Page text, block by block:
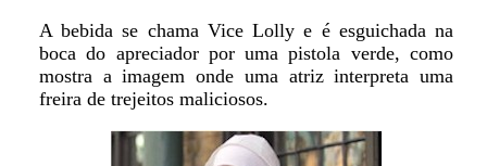
A bebida se chama Vice Lolly e é esguichada na
boca do apreciador por uma pistola verde, como
mostra a imagem onde uma atriz interpreta uma
freira de trejeitos maliciosos.